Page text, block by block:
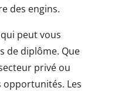
des engins.
peut vous
de diplôme. Que
privé ou
opportunités. Les